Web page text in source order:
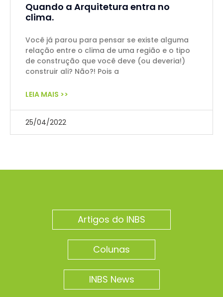
Quando a Arquitetura entra no
clima.
Você já parou para pensar se existe alguma
relação entre o clima de uma região e o tipo
de construção que você deve (ou deveria!)
construir ali? Não?! Pois a
LEIA MAIS >>
25/04/2022
Artigos do INBS
Colunas
INBS News